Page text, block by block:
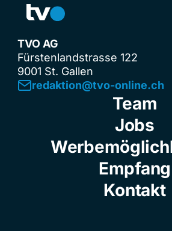
TVO AG
Fürstenlandstrasse 122
9001 St. Gallen
redaktion@tvo-online.ch
Team
Jobs
Empfang
Kontakt